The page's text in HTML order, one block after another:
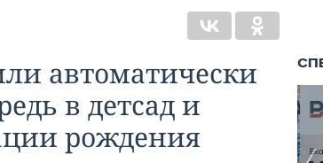
автоматически
в детсад и
рождения